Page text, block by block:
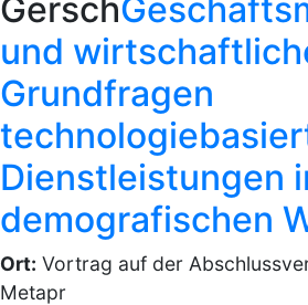
Gersch
und
Grundfragen
Dienstleistungen
demografischen
Ort: Vortrag auf der
Metapr